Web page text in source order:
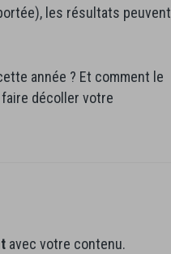
les résultats peuvent
année ? Et comment le
décoller votre
avec votre contenu.